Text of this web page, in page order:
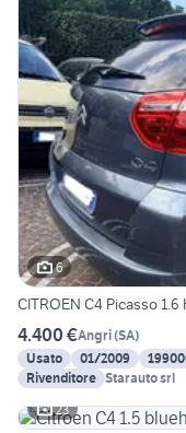
6
CITROEN C4 Picasso 1.6
4.400 €Angri(SA)
Usato
01/2009
Rivenditore Starauto srl
23